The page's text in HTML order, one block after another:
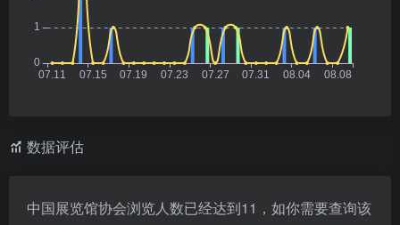
数据评估
中国展览馆协会浏览人数已经达到11，如你需要查询该